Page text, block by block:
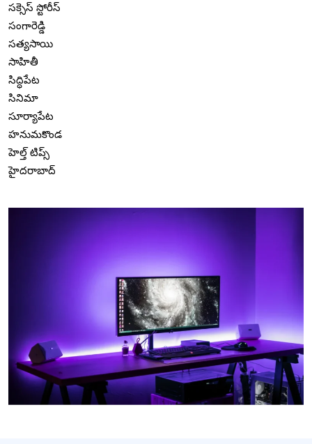
సక్సెస్ స్టోరీస్
సంగారెడ్డి
సత్యసాయి
సాహితీ
సిద్ధిపేట
సినిమా
సూర్యాపేట
హనుమకొండ
హెల్త్ టిప్స్
హైదరాబాద్